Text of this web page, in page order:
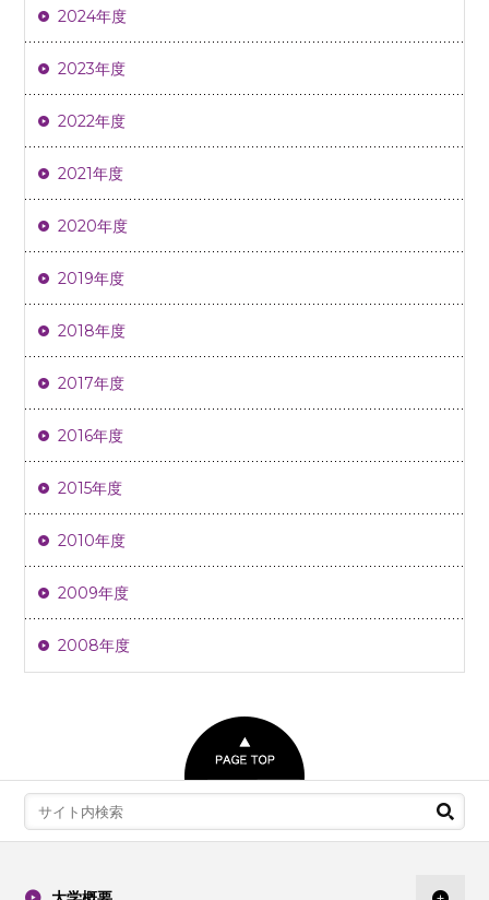
2024年度
2023年度
2022年度
2021年度
2020年度
2019年度
2018年度
2017年度
2016年度
2015年度
2010年度
2009年度
2008年度